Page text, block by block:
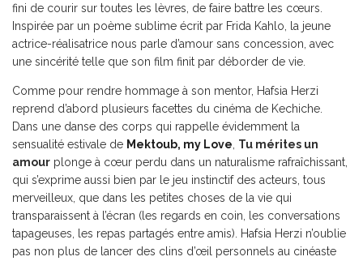
fini de courir sur toutes les lèvres, de faire battre les cœurs.
Inspirée par un poème sublime écrit par Frida Kahlo, la jeune
actrice-réalisatrice nous parle d’amour sans concession, avec
une sincérité telle que son film finit par déborder de vie.
Comme pour rendre hommage à son mentor, Hafsia Herzi
reprend d’abord plusieurs facettes du cinéma de Kechiche.
Dans une danse des corps qui rappelle évidemment la
sensualité estivale de Mektoub, my Love Tu mérites un
amour plonge à cœur perdu dans un naturalisme rafraîchissant,
qui s’exprime aussi bien par le jeu instinctif des acteurs, tous
merveilleux, que dans les petites choses de la vie qui
transparaissent à l’écran (les regards en coin, les conversations
tapageuses, les repas partagés entre amis). Hafsia Herzi n’oublie
pas non plus de lancer des clins d’œil personnels au cinéaste